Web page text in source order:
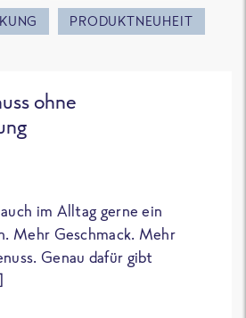
PRODUKTNEUHEIT
ohne
im Alltag gerne ein
Mehr Geschmack. Mehr
Genau dafür gibt